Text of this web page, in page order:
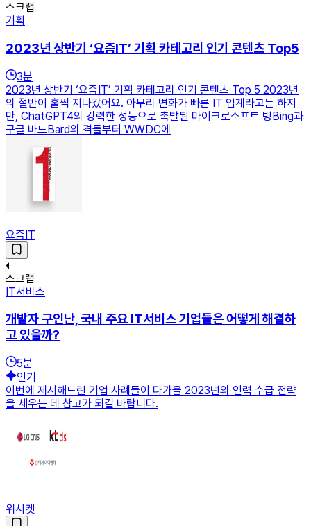
스크랩
기획
2023년 상반기 ‘요즘IT’ 기획 카테고리 인기 콘텐츠 Top5
3분
2023년 상반기 ‘요즘IT’ 기획 카테고리 인기 콘텐츠 Top 5 2023년
의 절반이 훌쩍 지나갔어요. 아무리 변화가 빠른 IT 업계라고는 하지
만, ChatGPT4의 강력한 성능으로 촉발된 마이크로소프트 빙Bing과
구글 바드Bard의 격돌부터 WWDC에
요즘IT
스크랩
IT서비스
개발자 구인난, 국내 주요 IT서비스 기업들은 어떻게 해결하
고 있을까?
5분
인기
이번에 제시해드린 기업 사례들이 다가올 2023년의 인력 수급 전략
을 세우는 데 참고가 되길 바랍니다.
위시켓